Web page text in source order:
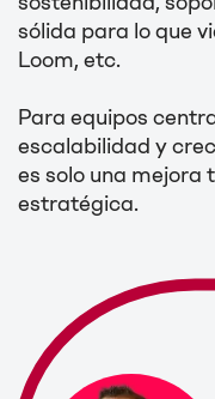
sólida para lo que
Loom, etc.
Para equipos
escalabilidad y
es solo una mejora
estratégica.